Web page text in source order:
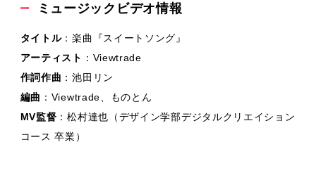
ミュージックビデオ情報
タイトル：楽曲『スイートソング』
アーティスト ：Viewtrade
作詞作曲 ：池田リン
編曲 ：Viewtrade、ものとん
MV監督 ：松村達也（デザイン学部デジタルクリエイション
コース 卒業）